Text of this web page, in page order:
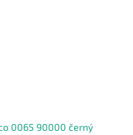
0065 90000 černý